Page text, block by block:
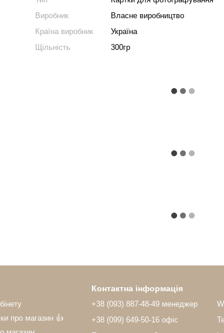
Виробник
Власне виробництво
Країна виробник
Україна
Щільність
300гр
про магазин 👍
Контактна інформація
+38 (093) 887-48-49 менеджер
+38 (099) 649-50-16 офіс